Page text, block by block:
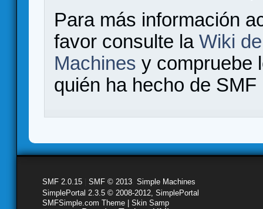
Para más información
favor consulte la Wiki
Machines y compruebe
quién ha hecho de
SMF 2.0.15 SMF © 2013 Simple Machines
SimplePortal 2.3.5 © 2008-2012, SimplePortal
SMFSimple.com Theme | Skin Samp